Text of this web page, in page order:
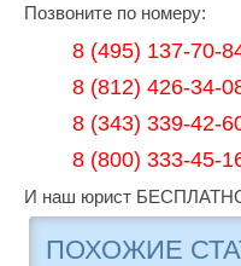
Позвоните по номеру:
8 (495) 137-70-
8 (812) 426-34-
8 (343) 339-42-
8 (800) 333-45-
И наш юрист БЕСПЛАТНО
ПОХОЖИЕ